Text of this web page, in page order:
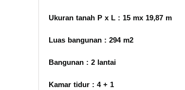
Ukuran tanah P x L : 15 mx 19,87 m
Luas bangunan : 294 m2
Bangunan : 2 lantai
Kamar tidur : 4 + 1